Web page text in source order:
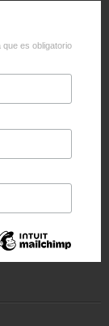
que es obligatorio